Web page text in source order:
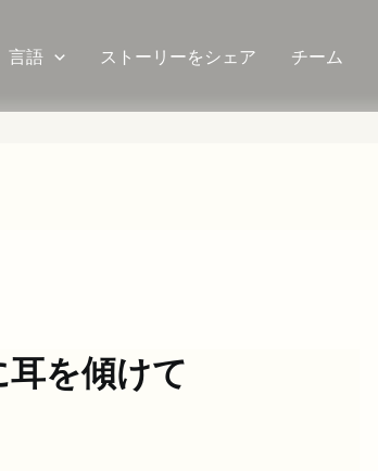
言語 ストーリーをシェア チーム
を傾けて